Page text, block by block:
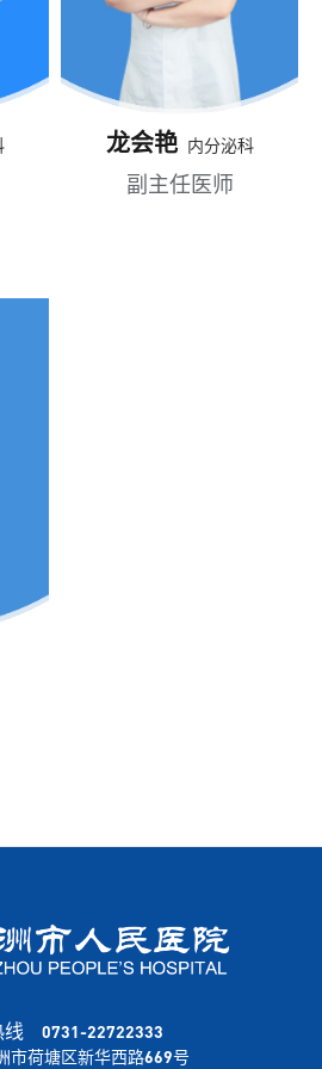
龙会艳 内分泌科
副主任医师
线
0731-22722333
市荷塘区新华西路669号